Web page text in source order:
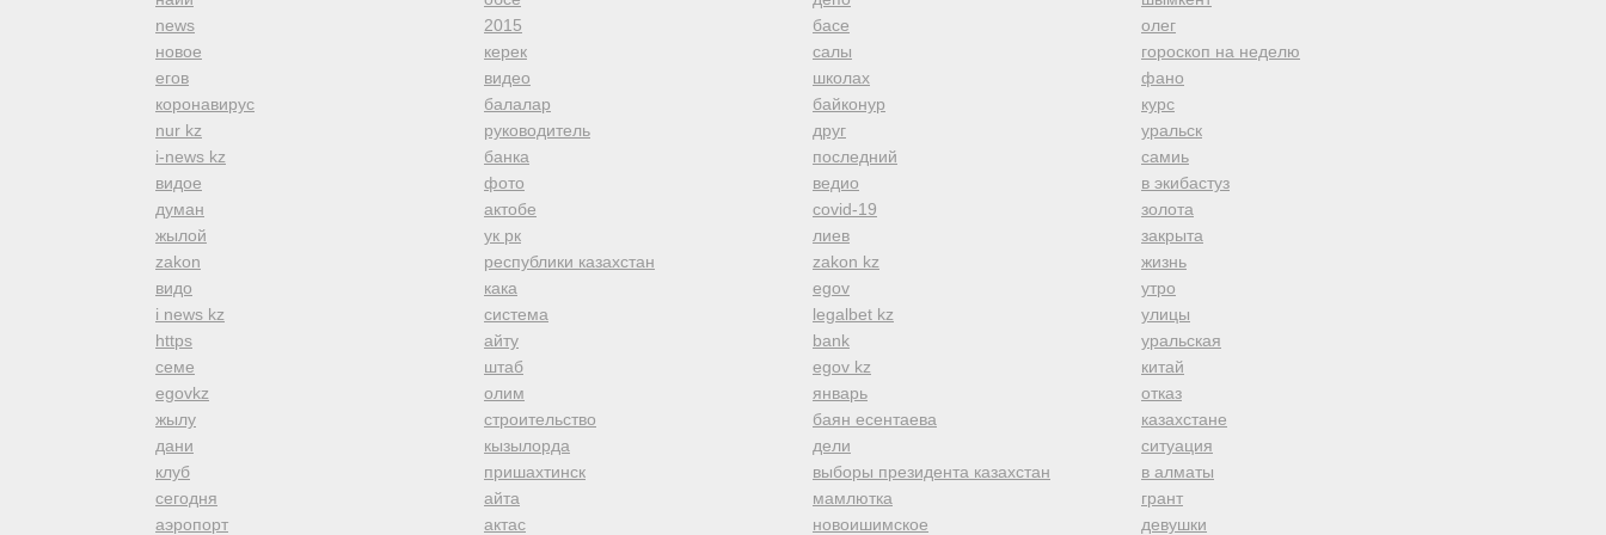
news
новое
егов
коронавирус
nur kz
i-news kz
видое
думан
жылой
zakon
видо
i news kz
https
семе
egovkz
жылу
дани
клуб
сегодня
аэропорт
2015
керек
видео
балалар
руководитель
банка
фото
актобе
ук рк
республики казахстан
кака
система
айту
штаб
олим
строительство
кызылорда
пришахтинск
айта
актас
басе
салы
школах
байконур
друг
последний
ведио
covid-19
лиев
zakon kz
egov
legalbet kz
bank
egov kz
январь
баян есентаева
дели
выборы президента казахстан
мамлютка
новоишимское
олег
гороскоп на неделю
фано
курс
уральск
самиь
в экибастуз
золота
закрыта
жизнь
утро
улицы
уральская
китай
отказ
казахстане
ситуация
в алматы
грант
девушки